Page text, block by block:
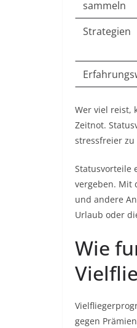
sammeln
Strategien
Wer viel reist,
Zeitnot.
stressfreier zu
Statusvorteile
vergeben. Mit
und andere
Urlaub oder
Wie
gegen